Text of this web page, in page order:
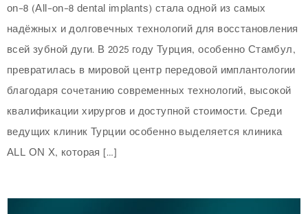
on-8 (All-on-8 dental implants) стала одной из самых
надёжных и долговечных технологий для восстановления
всей зубной дуги. В 2025 году Турция, особенно Стамбул,
превратилась в мировой центр передовой имплантологии
благодаря сочетанию современных технологий, высокой
квалификации хирургов и доступной стоимости. Среди
ведущих клиник Турции особенно выделяется клиника
ALL ON X, которая […]